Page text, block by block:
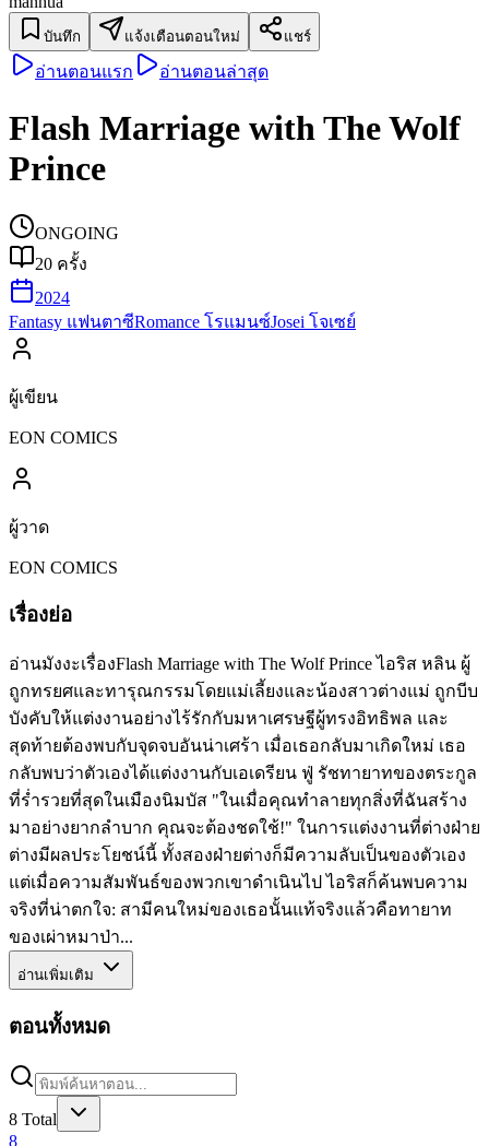
บันทึก แจ้งเตือนตอนใหม่ แชร์
อ่านตอนแรก อ่านตอนล่าสุด
Flash Marriage with The Wolf
Prince
ONGOING
20 ครั้ง
2024
Fantasy แฟนตาซีRomance โรแมนซ์Josei โจเซย์
ผู้เขียน
EON COMICS
ผู้วาด
EON COMICS
เรื่องย่อ
อ่านมังงะเรื่องFlash Marriage with The Wolf Prince ไอริส หลิน ผู้
ถูกทรยศและทารุณกรรมโดยแม่เลี้ยงและน้องสาวต่างแม่ ถูกบีบ
บังคับให้แต่งงานอย่างไร้รักกับมหาเศรษฐีผู้ทรงอิทธิพล และ
สุดท้ายต้องพบกับจุดจบอันน่าเศร้า เมื่อเธอกลับมาเกิดใหม่ เธอ
กลับพบว่าตัวเองได้แต่งงานกับเอเดรียน ฟู่ รัชทายาทของตระกูล
ที่ร่ำรวยที่สุดในเมืองนิมบัส "ในเมื่อคุณทำลายทุกสิ่งที่ฉันสร้าง
มาอย่างยากลำบาก คุณจะต้องชดใช้!" ในการแต่งงานที่ต่างฝ่าย
ต่างมีผลประโยชน์นี้ ทั้งสองฝ่ายต่างก็มีความลับเป็นของตัวเอง
แต่เมื่อความสัมพันธ์ของพวกเขาดำเนินไป ไอริสก็ค้นพบความ
จริงที่น่าตกใจ: สามีคนใหม่ของเธอนั้นแท้จริงแล้วคือทายาท
ของเผ่าหมาป่า...
อ่านเพิ่มเติม
ตอนทั้งหมด
8 Total
8